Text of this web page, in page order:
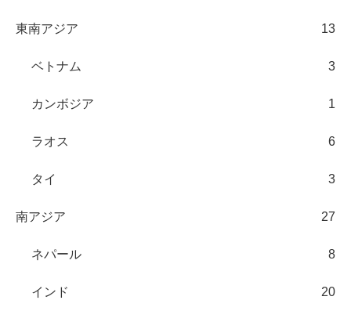
東南アジア 13
ベトナム 3
カンボジア 1
ラオス 6
タイ 3
南アジア 27
ネパール 8
インド 20